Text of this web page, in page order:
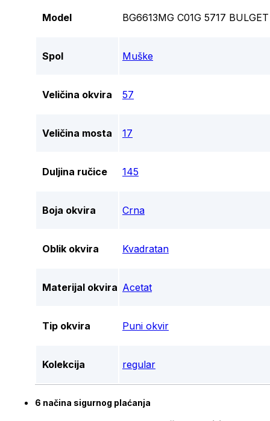
Model BG6613MG C01G 5717
Spol Muške
Veličina okvira 57
Veličina mosta 17
Duljina ručice 145
Boja okvira Crna
Oblik okvira Kvadratan
Materijal okvira Acetat
Tip okvira Puni okvir
Kolekcija regular
6 načina sigurnog plaćanja